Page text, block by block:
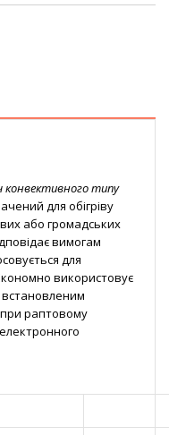
конвективного типу
для обігріву
або громадських
вимогам
для
використовує
раптовому